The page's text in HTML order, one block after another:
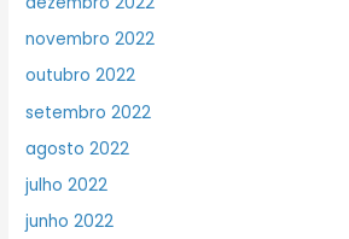
novembro 2022
outubro 2022
setembro 2022
agosto 2022
julho 2022
junho 2022